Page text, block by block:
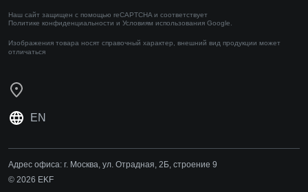
Наш сайт защищен с помощью reCAPTCHA и соответствует
Политике конфиденциальности и Условиям использования Google.
Изображения товара носят справочный характер, внешний вид продукции может
отличаться
EN
Адрес офиса: г. Москва, ул. Отрадная, 2Б, строение 9
© 2026 EKF